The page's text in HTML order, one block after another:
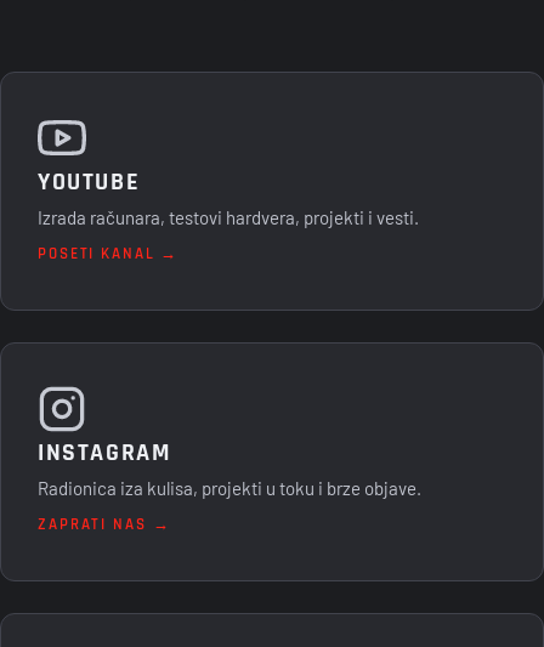
YOUTUBE
Izrada računara, testovi hardvera, projekti i vesti.
POSETI KANAL →
INSTAGRAM
Radionica iza kulisa, projekti u toku i brze objave.
ZAPRATI NAS →